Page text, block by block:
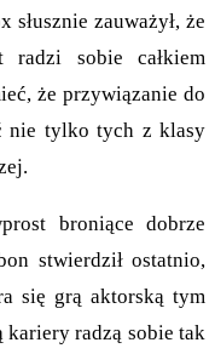
słusznie zauważył, że
radzi sobie całkiem
że przywiązanie do
nie tylko tych z klasy
broniące dobrze
stwierdził ostatnio,
się grą aktorską tym
radzą sobie tak